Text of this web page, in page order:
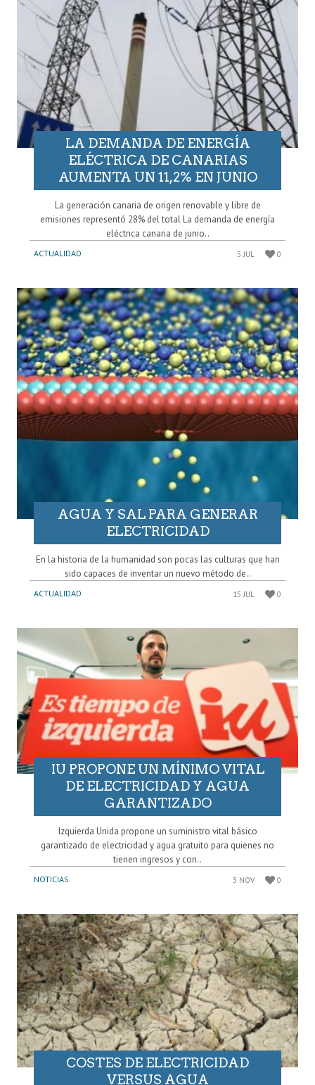
LA DEMANDA DE ENERGÍA
ELÉCTRICA DE CANARIAS
AUMENTA UN 11,2% EN JUNIO
La generación canaria de origen renovable y libre de
emisiones representó 28% del total La demanda de energía
eléctrica canaria de junio..
ACTUALIDAD 5 JUL 0
AGUA Y SAL PARA GENERAR
ELECTRICIDAD
En la historia de la humanidad son pocas las culturas que han
sido capaces de inventar un nuevo método de..
ACTUALIDAD 15 JUL 0
IU PROPONE UN MÍNIMO VITAL
DE ELECTRICIDAD Y AGUA
GARANTIZADO
Izquierda Unida propone un suministro vital básico
garantizado de electricidad y agua gratuito para quienes no
tienen ingresos y con..
NOTICIAS 3 NOV 0
COSTES DE ELECTRICIDAD
VERSUS AGUA